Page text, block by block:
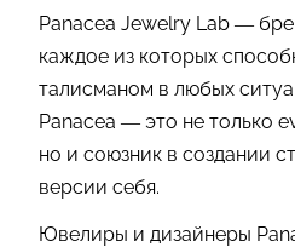
Panacea Jewelry Lab —
каждое из которых
талисманом в любых
Panacea — это не только
но и союзник в создании
версии себя.
Ювелиры и дизайнеры